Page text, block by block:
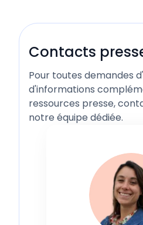
Contacts
Pour toutes demandes
d'informations
ressources presse,
notre équipe dédiée.